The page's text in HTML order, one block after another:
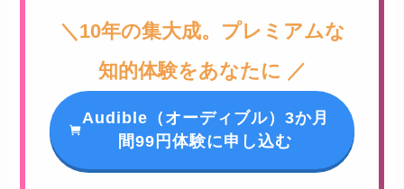
＼10年の集大成。プレミアムな
知的体験をあなたに ／
Audible（オーディブル）3か月
間99円体験に申し込む